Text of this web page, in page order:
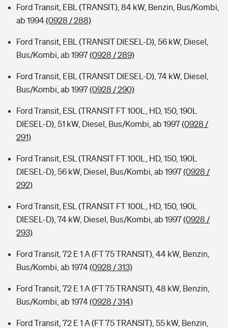
Sie haben Fragen?
Zur Übersicht
Tools
Kinderunfall-Check: Mehr Sicherheit für deine Kids
Sie haben Fragen?
Ford Transit, EBL (TRANSIT), 84 kW, Benzin, Bus/Kombi,
ab 1994(0928 / 288)
Ford Transit, EBL (TRANSIT DIESEL-D), 56 kW, Diesel,
Bus/Kombi, ab 1997(0928 / 289)
Ford Transit, EBL (TRANSIT DIESEL-D), 74 kW, Diesel,
Bus/Kombi, ab 1997(0928 / 290)
Ford Transit, ESL (TRANSIT FT 100L, HD, 150, 190L
DIESEL-D), 51 kW, Diesel, Bus/Kombi, ab 1997(0928 /
291)
Ford Transit, ESL (TRANSIT FT 100L, HD, 150, 190L
DIESEL-D), 56 kW, Diesel, Bus/Kombi, ab 1997(0928 /
292)
Ford Transit, ESL (TRANSIT FT 100L, HD, 150, 190L
DIESEL-D), 74 kW, Diesel, Bus/Kombi, ab 1997(0928 /
293)
Ford Transit, 72 E 1 A (FT 75 TRANSIT), 44 kW, Benzin,
Bus/Kombi, ab 1974(0928 / 313)
Ford Transit, 72 E 1 A (FT 75 TRANSIT), 48 kW, Benzin,
Bus/Kombi, ab 1974(0928 / 314)
Ford Transit, 72 E 1 A (FT 75 TRANSIT), 55 kW, Benzin,